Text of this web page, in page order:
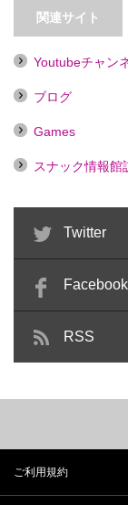
【つつじヶ丘】す
関連サイト
Youtubeチャン
ブログ
Games
スナック情報館
Twitter
Facebook
RSS
ご利用規約